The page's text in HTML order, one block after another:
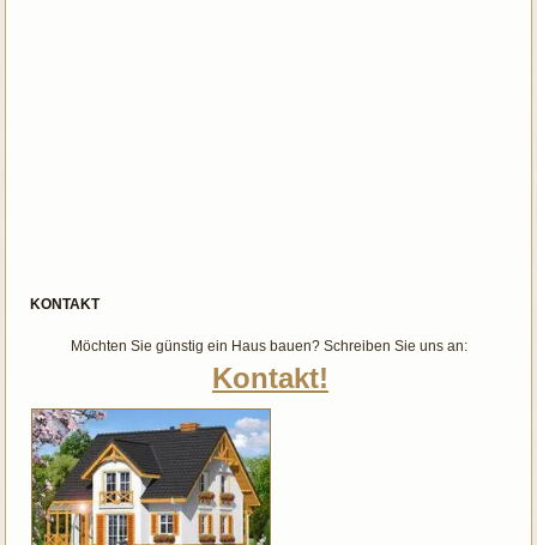
KONTAKT
Möchten Sie günstig ein Haus bauen? Schreiben Sie uns an:
Kontakt!